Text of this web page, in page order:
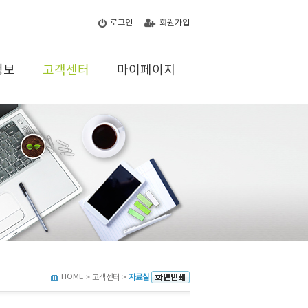
로그인 회원가입
보 고객센터 마이페이지
HOME > 고객센터 > 자료실